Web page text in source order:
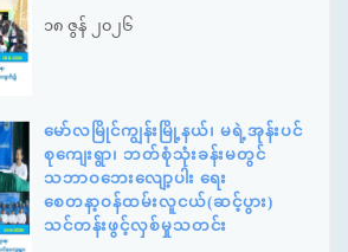
၁၈ ဇွန် ၂၀၂၆
မော်လမြိုင်ကျွန်းမြို့နယ်၊ မရဲ့အုန်းပင်
စုကျေးရွာ၊ ဘတ်စုံသုံးခန်းမတွင်
သဘာဝဘေးလျော့ပါး ရေး
စေတနာ့ဝန်ထမ်းလူငယ်(ဆင့်ပွား)
သင်တန်းဖွင့်လှစ်မှုသတင်း